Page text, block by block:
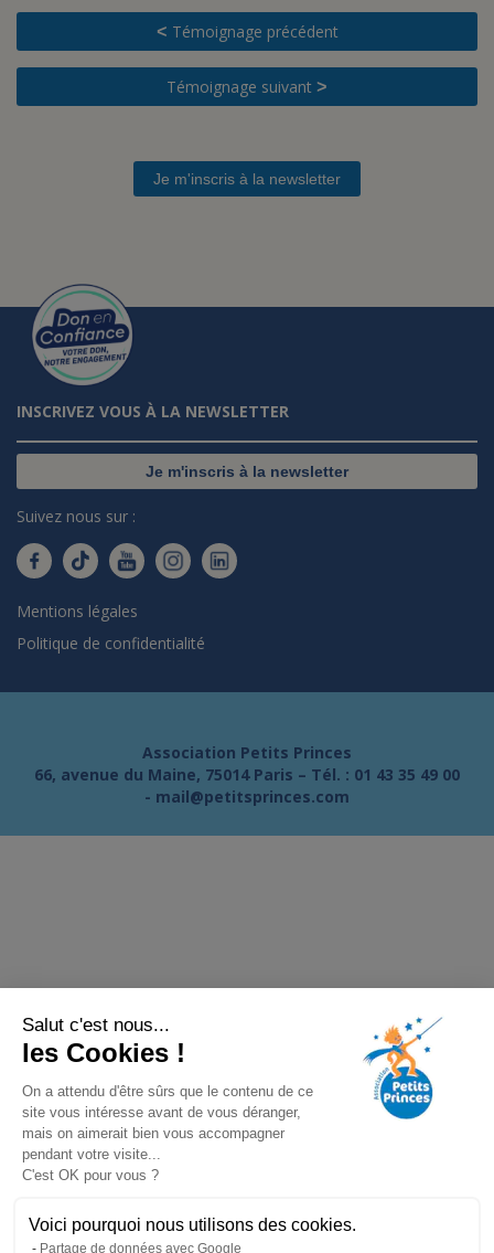
Salut c'est nous...
les Cookies !
On a attendu d'être sûrs que le contenu de ce
site vous intéresse avant de vous déranger,
mais on aimerait bien vous accompagner
pendant votre visite...
C'est OK pour vous ?
Voici pourquoi nous utilisons des cookies.
Partage de données avec Google
< Témoignage précédent
Témoignage suivant >
Je m'inscris à la newsletter
INSCRIVEZ VOUS À LA NEWSLETTER
Je m'inscris à la newsletter
Suivez nous sur :
Mentions légales
Politique de confidentialité
Association Petits Princes
66, avenue du Maine, 75014 Paris – Tél. : 01 43 35 49 00
- mail@petitsprinces.com